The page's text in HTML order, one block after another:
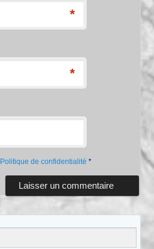
*
*
Politique de confidentialité*